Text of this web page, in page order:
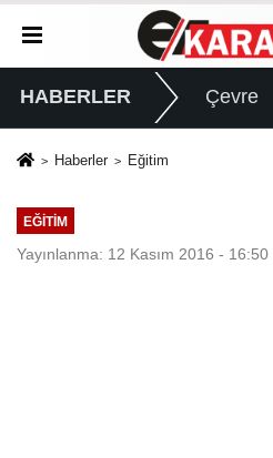
HABERLER Çevre
Haberler Eğitim
EĞITIM
Yayınlanma: 12 Kasım 2016 - 16:50